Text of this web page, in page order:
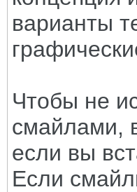
варианты
Чтобы не
смайлами,
если вы
Если